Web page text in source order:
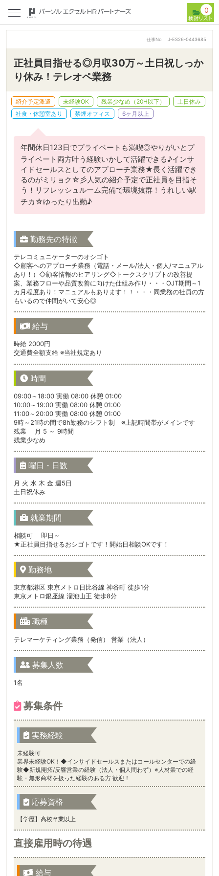
0
仕事No J-ES26-0443685
正社員目指せる◎月収30万～土日祝しっか
り休み！テレオペ業務
紹介予定派遣 未経験OK 残業少なめ（20H以下）
土日休み
社食・休憩室あり
禁煙オフィス 6ヶ月以上
年間休日123日でプライベートも満喫◎やりがいとプ
ライベート両方叶う経験いかして活躍できる♪インサ
イドセールスとしてのアプローチ業務★長く活躍でき
るのがミリョク☆彡人気の紹介予定で正社員を目指そ
う！リフレッシュルーム完備で環境抜群！うれしい駅
チカ☆ゆったり出勤♪
勤務先の特徴
テレコミュニケーターのオシゴト
◇顧客へのアプローチ業務（電話・メール/法人・個人/マニュアル
あり！）◇顧客情報のヒアリング◇トークスクリプトの改善提
案、業務フローや品質改善に向けた仕組み作り・・・OJT期間～1
カ月程度あり！マニュアルもあります！！・・・同業務の社員の方
もいるので仲間がいて安心◎
給与
時給 2000円
交通費全額支給 ※当社規定あり
時間
09:00～18:00 実働 08:00 休憩 01:00
10:00～19:00 実働 08:00 休憩 01:00
11:00～20:00 実働 08:00 休憩 01:00
9時～21時の間で8h勤務のシフト制 ※上記時間帯がメインです
残業 月 5 ～ 9時間
残業少なめ
曜日・日数
月 火 水 木 金 週5日
土日祝休み
就業期間
相談可 即日～
★正社員目指せるおシゴトです！開始日相談OKです！
勤務地
東京都港区 東京メトロ日比谷線 神谷町 徒歩1分
東京メトロ銀座線 溜池山王 徒歩8分
職種
テレマーケティング業務（発信） 営業（法人）
募集人数
1名
募集条件
実務経験
未経験可
業界未経験OK！◆インサイドセールスまたはコールセンターでの経
験◆新規開拓/反響営業の経験（法人・個人問わず）※人材業での経
験・無形商材を扱った経験のある方 歓迎！
応募資格
【学歴】高校卒業以上
直接雇用時の待遇
給与